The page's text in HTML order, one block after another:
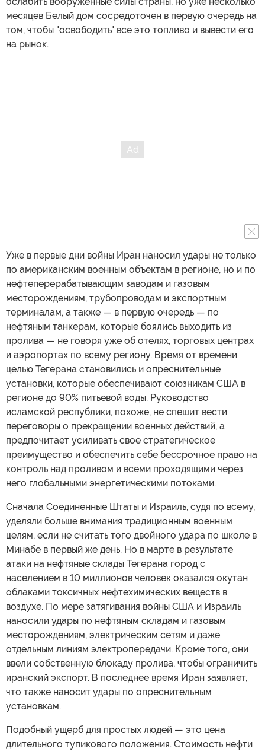
месяцев Белый дом сосредоточен в первую очередь на
том, чтобы "освободить" все это топливо и вывести его
на рынок.
Уже в первые дни войны Иран наносил удары не только
по американским военным объектам в регионе, но и по
нефтеперерабатывающим заводам и газовым
месторождениям, трубопроводам и экспортным
терминалам, а также — в первую очередь — по
нефтяным танкерам, которые боялись выходить из
пролива — не говоря уже об отелях, торговых центрах
и аэропортах по всему региону. Время от времени
целью Тегерана становились и опреснительные
установки, которые обеспечивают союзникам США в
регионе до 90% питьевой воды. Руководство
исламской республики, похоже, не спешит вести
переговоры о прекращении военных действий, а
предпочитает усиливать свое стратегическое
преимущество и обеспечить себе бессрочное право на
контроль над проливом и всеми проходящими через
него глобальными энергетическими потоками.
Сначала Соединенные Штаты и Израиль, судя по всему,
уделяли больше внимания традиционным военным
целям, если не считать того двойного удара по школе в
Минабе в первый же день. Но в марте в результате
атаки на нефтяные склады Тегерана город с
населением в 10 миллионов человек оказался окутан
облаками токсичных нефтехимических веществ в
воздухе. По мере затягивания войны США и Израиль
наносили удары по нефтяным складам и газовым
месторождениям, электрическим сетям и даже
отдельным линиям электропередачи. Кроме того, они
ввели собственную блокаду пролива, чтобы ограничить
иранский экспорт. В последнее время Иран заявляет,
что также наносит удары по опреснительным
установкам.
Подобный ущерб для простых людей — это цена
длительного тупикового положения. Стоимость нефти